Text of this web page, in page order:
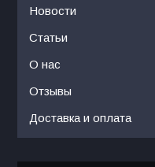
Новости
Статьи
О нас
Отзывы
Доставка и оплата